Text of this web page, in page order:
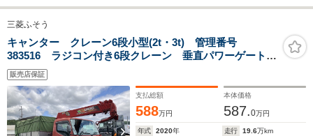
三菱ふそう
キャンター クレーン6段小型(2t・3t) 管理番号
383516 ラジコン付き6段クレーン 垂直パワーゲート付
き ピアノ運搬車 4200ボディ・ワイド ラッシング4段
販売店保証
支払総額
588万円
本体価格
587.0万円
年式 2020年 走行 19.6万km